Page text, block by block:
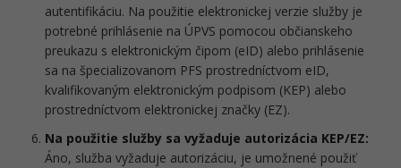
autentifikáciu. Na použitie elektronickej verzie služby je
potrebné prihlásenie na ÚPVS pomocou občianskeho
preukazu s elektronickým čipom (eID) alebo prihlásenie
sa na špecializovanom PFS prostredníctvom eID,
kvalifikovaným elektronickým podpisom (KEP) alebo
prostredníctvom elektronickej značky (EZ).
Na použitie služby sa vyžaduje autorizácia KEP/EZ:
Áno, služba vyžaduje autorizáciu, je umožnené použiť